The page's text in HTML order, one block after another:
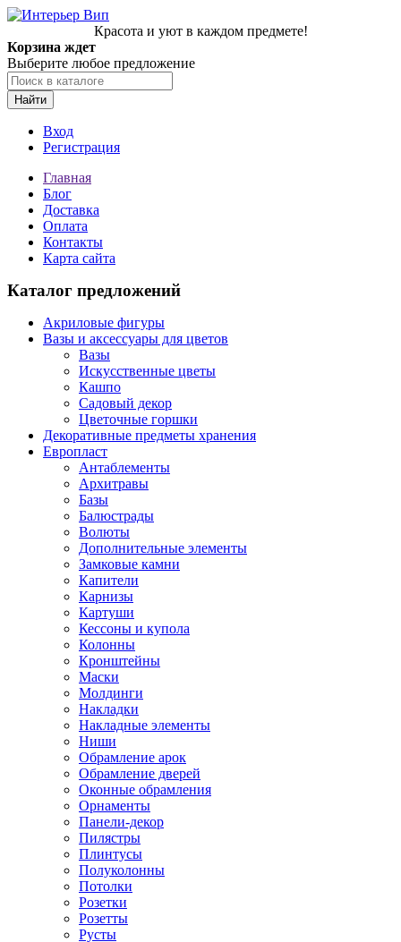
Красота и уют в каждом предмете!
Корзина ждет
Выберите любое предложение
Найти
Вход
Регистрация
Главная
Блог
Доставка
Оплата
Контакты
Карта сайта
Каталог предложений
Акриловые фигуры
Вазы и аксессуары для цветов
Вазы
Искусственные цветы
Кашпо
Садовый декор
Цветочные горшки
Декоративные предметы хранения
Европласт
Антаблементы
Архитравы
Базы
Балюстрады
Волюты
Дополнительные элементы
Замковые камни
Капители
Карнизы
Картуши
Кессоны и купола
Колонны
Кронштейны
Маски
Молдинги
Накладки
Накладные элементы
Ниши
Обрамление арок
Обрамление дверей
Оконные обрамления
Орнаменты
Панели-декор
Пилястры
Плинтусы
Полуколонны
Потолки
Розетки
Розетты
Русты